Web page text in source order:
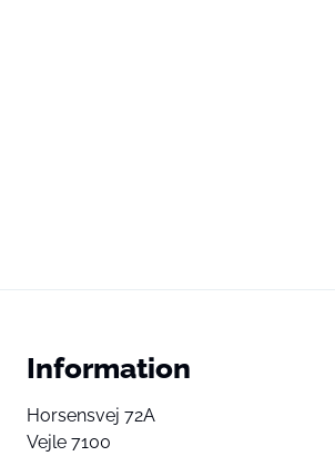
Information
Horsensvej 72A
Vejle 7100